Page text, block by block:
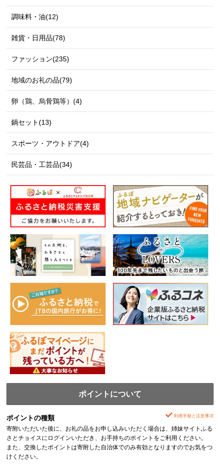
調味料・油(12)
雑貨・日用品(78)
ファッション(235)
地域のお礼の品(79)
卵（鶏、烏骨鶏等）(4)
鍋セット(13)
スポーツ・アウトドア(4)
民芸品・工芸品(34)
ポイントについて
ポイントの種類 利用手順と注意事項
寄附いただいた後に、お礼の品をお申し込みいただく場合は、姉妹サイトふる
さとチョイスにログインいただき、お手持ちのポイントをご利用ください。
また、交換したポイントは寄附した自治体でのみ有効となりますのでお気をつ
けください。